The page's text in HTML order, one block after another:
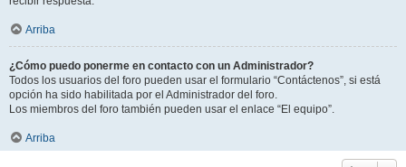
Arriba
¿Cómo puedo ponerme en contacto con un Administrador?
Todos los usuarios del foro pueden usar el formulario “Contáctenos”, si está
opción ha sido habilitada por el Administrador del foro.
Los miembros del foro también pueden usar el enlace “El equipo”.
Arriba